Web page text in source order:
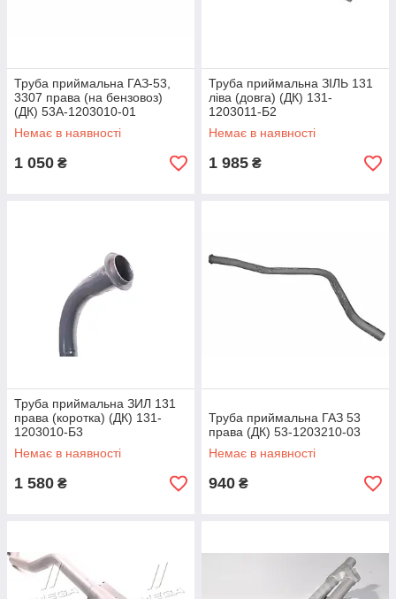
Труба приймальна ГАЗ-53,
3307 права (на бензовоз)
(ДК) 53А-1203010-01
Немає в наявності
1 050 ₴
Труба приймальна ЗІЛЬ 131
ліва (довга) (ДК) 131-
1203011-Б2
Немає в наявності
1 985 ₴
Труба приймальна ЗИЛ 131
права (коротка) (ДК) 131-
1203010-Б3
Немає в наявності
1 580 ₴
Труба приймальна ГАЗ 53
права (ДК) 53-1203210-03
Немає в наявності
940 ₴